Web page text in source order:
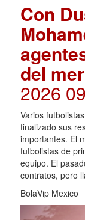
Con
del
2026
Varios
finalizado sus
importantes. El
futbolistas de
equipo. El
contratos, pero
BolaVip Mexico